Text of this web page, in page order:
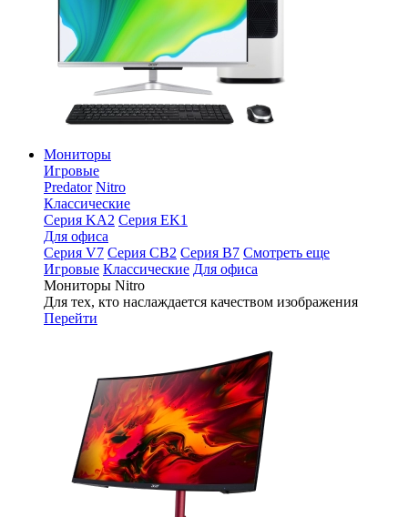
Мониторы
Игровые
Predator Nitro
Классические
Серия KA2 Серия EK1
Для офиса
Серия V7 Серия CB2 Серия B7 Смотреть еще
Игровые Классические Для офиса
Мониторы Nitro
Для тех, кто наслаждается качеством изображения
Перейти